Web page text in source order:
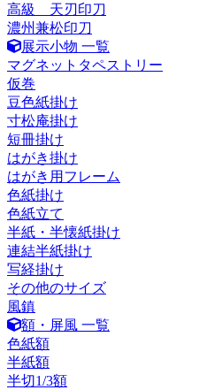
高級 天刃印刀
濃州兼松印刀
展示小物 一覧
マグネットタペストリー
仮巻
豆色紙掛け
寸松庵掛け
短冊掛け
はがき掛け
はがき用フレーム
色紙掛け
色紙立て
半紙・半懐紙掛け
連結半紙掛け
写経掛け
その他のサイズ
風鎮
額・屏風 一覧
色紙額
半紙額
半切1/3額